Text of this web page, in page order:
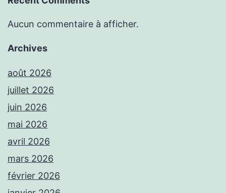
Aucun commentaire à afficher.
Archives
août 2026
juillet 2026
juin 2026
mai 2026
avril 2026
mars 2026
février 2026